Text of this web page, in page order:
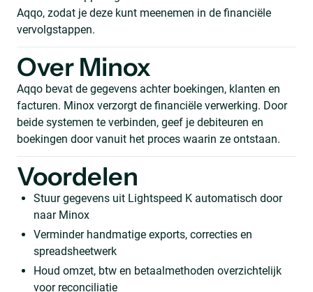
Aqqo, zodat je deze kunt meenemen in de financiële
vervolgstappen.
Over Minox
Aqqo bevat de gegevens achter boekingen, klanten en
facturen. Minox verzorgt de financiële verwerking. Door
beide systemen te verbinden, geef je debiteuren en
boekingen door vanuit het proces waarin ze ontstaan.
Voordelen
Stuur gegevens uit Lightspeed K automatisch door
naar Minox
Verminder handmatige exports, correcties en
spreadsheetwerk
Houd omzet, btw en betaalmethoden overzichtelijk
voor reconciliatie